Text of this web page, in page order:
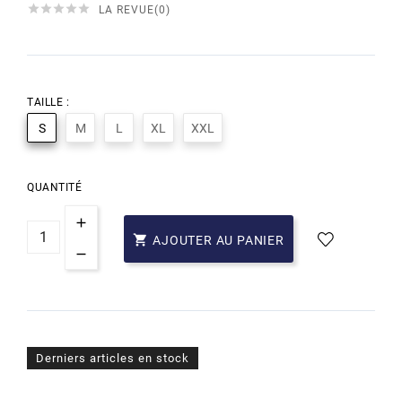
     LA REVUE(0)
TAILLE :
S M L XL XXL
QUANTITÉ
 AJOUTER AU PANIER
Derniers articles en stock